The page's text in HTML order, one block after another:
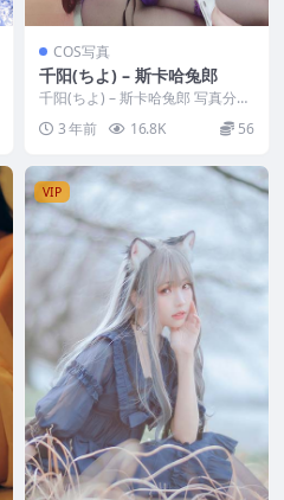
COS写真
千阳(ちよ) – 斯卡哈兔郎
千阳(ちよ) – 斯卡哈兔郎 写真分
类：唯美，参与模特：千阳 [套图
大小]：[1...
3 年前 16.8K 56
VIP